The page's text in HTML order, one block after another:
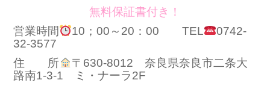
無料保証書付き！
営業時間
10；00～20：00 TEL
0742-
32-3577
住 所
〒630-8012 奈良県奈良市二条大
路南1-3-1 ミ・ナーラ2F